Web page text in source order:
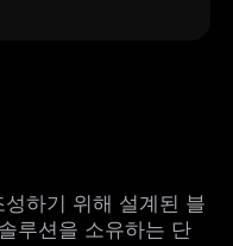
하기 위해 설계된 블
루션을 소유하는 단